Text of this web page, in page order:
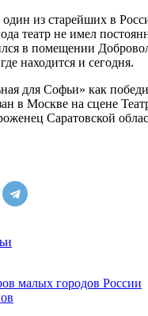
из старейших в
театр не имел
в помещении
находится и сегодня.
для Софьи» как
в Москве на сцене
Саратовской
малых городов России